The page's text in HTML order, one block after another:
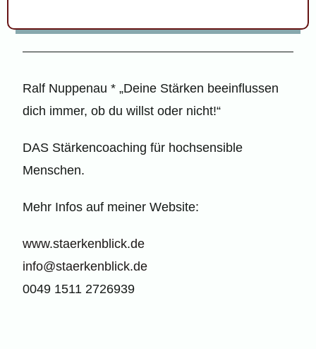
Ralf Nuppenau * „Deine Stärken beeinflussen
dich immer, ob du willst oder nicht!“
DAS Stärkencoaching für hochsensible
Menschen.
Mehr Infos auf meiner Website:
www.staerkenblick.de
info@staerkenblick.de
0049 1511 2726939